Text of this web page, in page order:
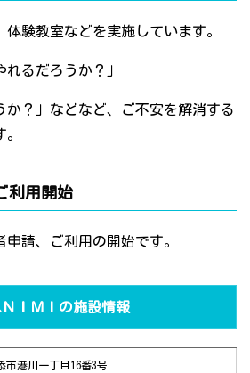
験教室などを実施しています。
れるだろうか？」
か？」などなど、ご不安を解消する
利用開始
請、ご利用の開始です。
ＩＭＩの施設情報
市港川一丁目16番3号